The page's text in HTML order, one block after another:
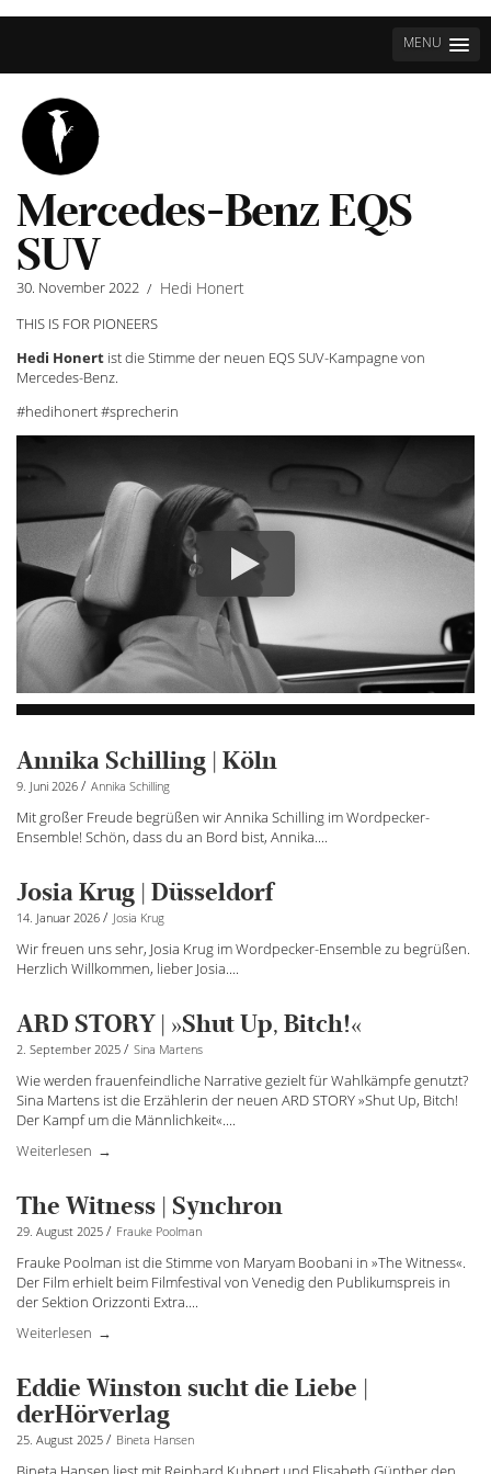
MENU
Mercedes-Benz EQS
SUV
30. November 2022 / Hedi Honert
THIS IS FOR PIONEERS
Hedi Honert ist die Stimme der neuen EQS SUV-Kampagne von
Mercedes-Benz.
#hedihonert #sprecherin
Annika Schilling | Köln
9. Juni 2026 / Annika Schilling
Mit großer Freude begrüßen wir Annika Schilling im Wordpecker-
Ensemble! Schön, dass du an Bord bist, Annika....
Josia Krug | Düsseldorf
14. Januar 2026 / Josia Krug
Wir freuen uns sehr, Josia Krug im Wordpecker-Ensemble zu begrüßen.
Herzlich Willkommen, lieber Josia....
ARD STORY | »Shut Up, Bitch!«
2. September 2025 / Sina Martens
Wie werden frauenfeindliche Narrative gezielt für Wahlkämpfe genutzt?
Sina Martens ist die Erzählerin der neuen ARD STORY »Shut Up, Bitch!
Der Kampf um die Männlichkeit«.
Weiterlesen
...
The Witness | Synchron
29. August 2025 / Frauke Poolman
Frauke Poolman ist die Stimme von Maryam Boobani in »The Witness«.
Der Film erhielt beim Filmfestival von Venedig den Publikumspreis in
der Sektion Orizzonti Extra.
Weiterlesen
...
Eddie Winston sucht die Liebe |
derHörverlag
25. August 2025 / Bineta Hansen